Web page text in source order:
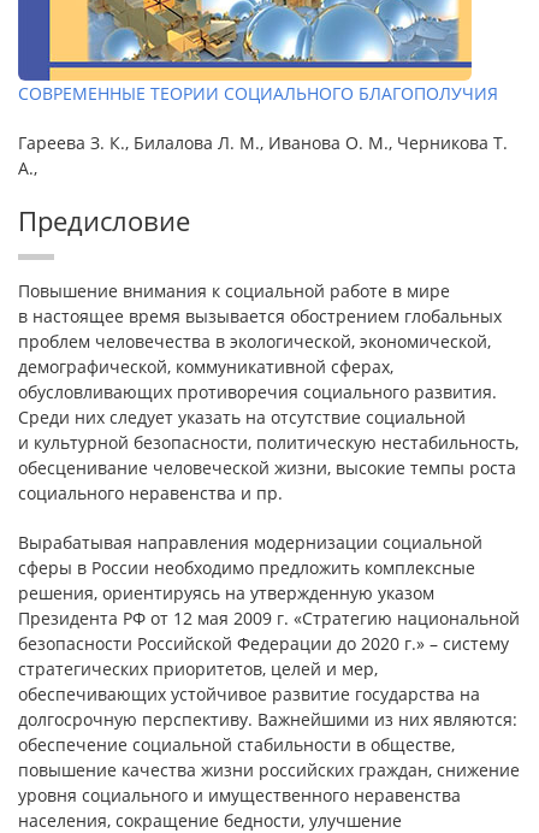
СОВРЕМЕННЫЕ ТЕОРИИ СОЦИАЛЬНОГО БЛАГОПОЛУЧИЯ
Гареева З. К., Билалова Л. М., Иванова О. М., Черникова Т.
А.,
Предисловие
Повышение внимания к социальной работе в мире
в настоящее время вызывается обострением глобальных
проблем человечества в экологической, экономической,
демографической, коммуникативной сферах,
обусловливающих противоречия социального развития.
Среди них следует указать на отсутствие социальной
и культурной безопасности, политическую нестабильность,
обесценивание человеческой жизни, высокие темпы роста
социального неравенства и пр.
Вырабатывая направления модернизации социальной
сферы в России необходимо предложить комплексные
решения, ориентируясь на утвержденную указом
Президента РФ от 12 мая 2009 г. «Стратегию национальной
безопасности Российской Федерации до 2020 г.» – систему
стратегических приоритетов, целей и мер,
обеспечивающих устойчивое развитие государства на
долгосрочную перспективу. Важнейшими из них являются:
обеспечение социальной стабильности в обществе,
повышение качества жизни российских граждан, снижение
уровня социального и имущественного неравенства
населения, сокращение бедности, улучшение